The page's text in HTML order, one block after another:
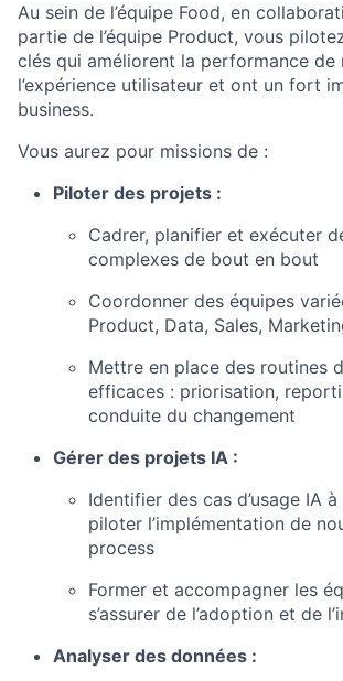
Au sein de l’équipe Food, en
partie de l’équipe Product, vous
clés qui améliorent la performance de
l’expérience utilisateur et ont un fort
business.
Vous aurez pour missions de :
Piloter des projets :
Cadrer, planifier et exécuter
complexes de bout en bout
Coordonner des équipes
Product, Data, Sales,
Mettre en place des routines
efficaces : priorisation,
conduite du changement
Gérer des projets IA :
Identifier des cas d’usage IA
piloter l’implémentation de
process
Former et accompagner les
s’assurer de l’adoption et de
Analyser des données :